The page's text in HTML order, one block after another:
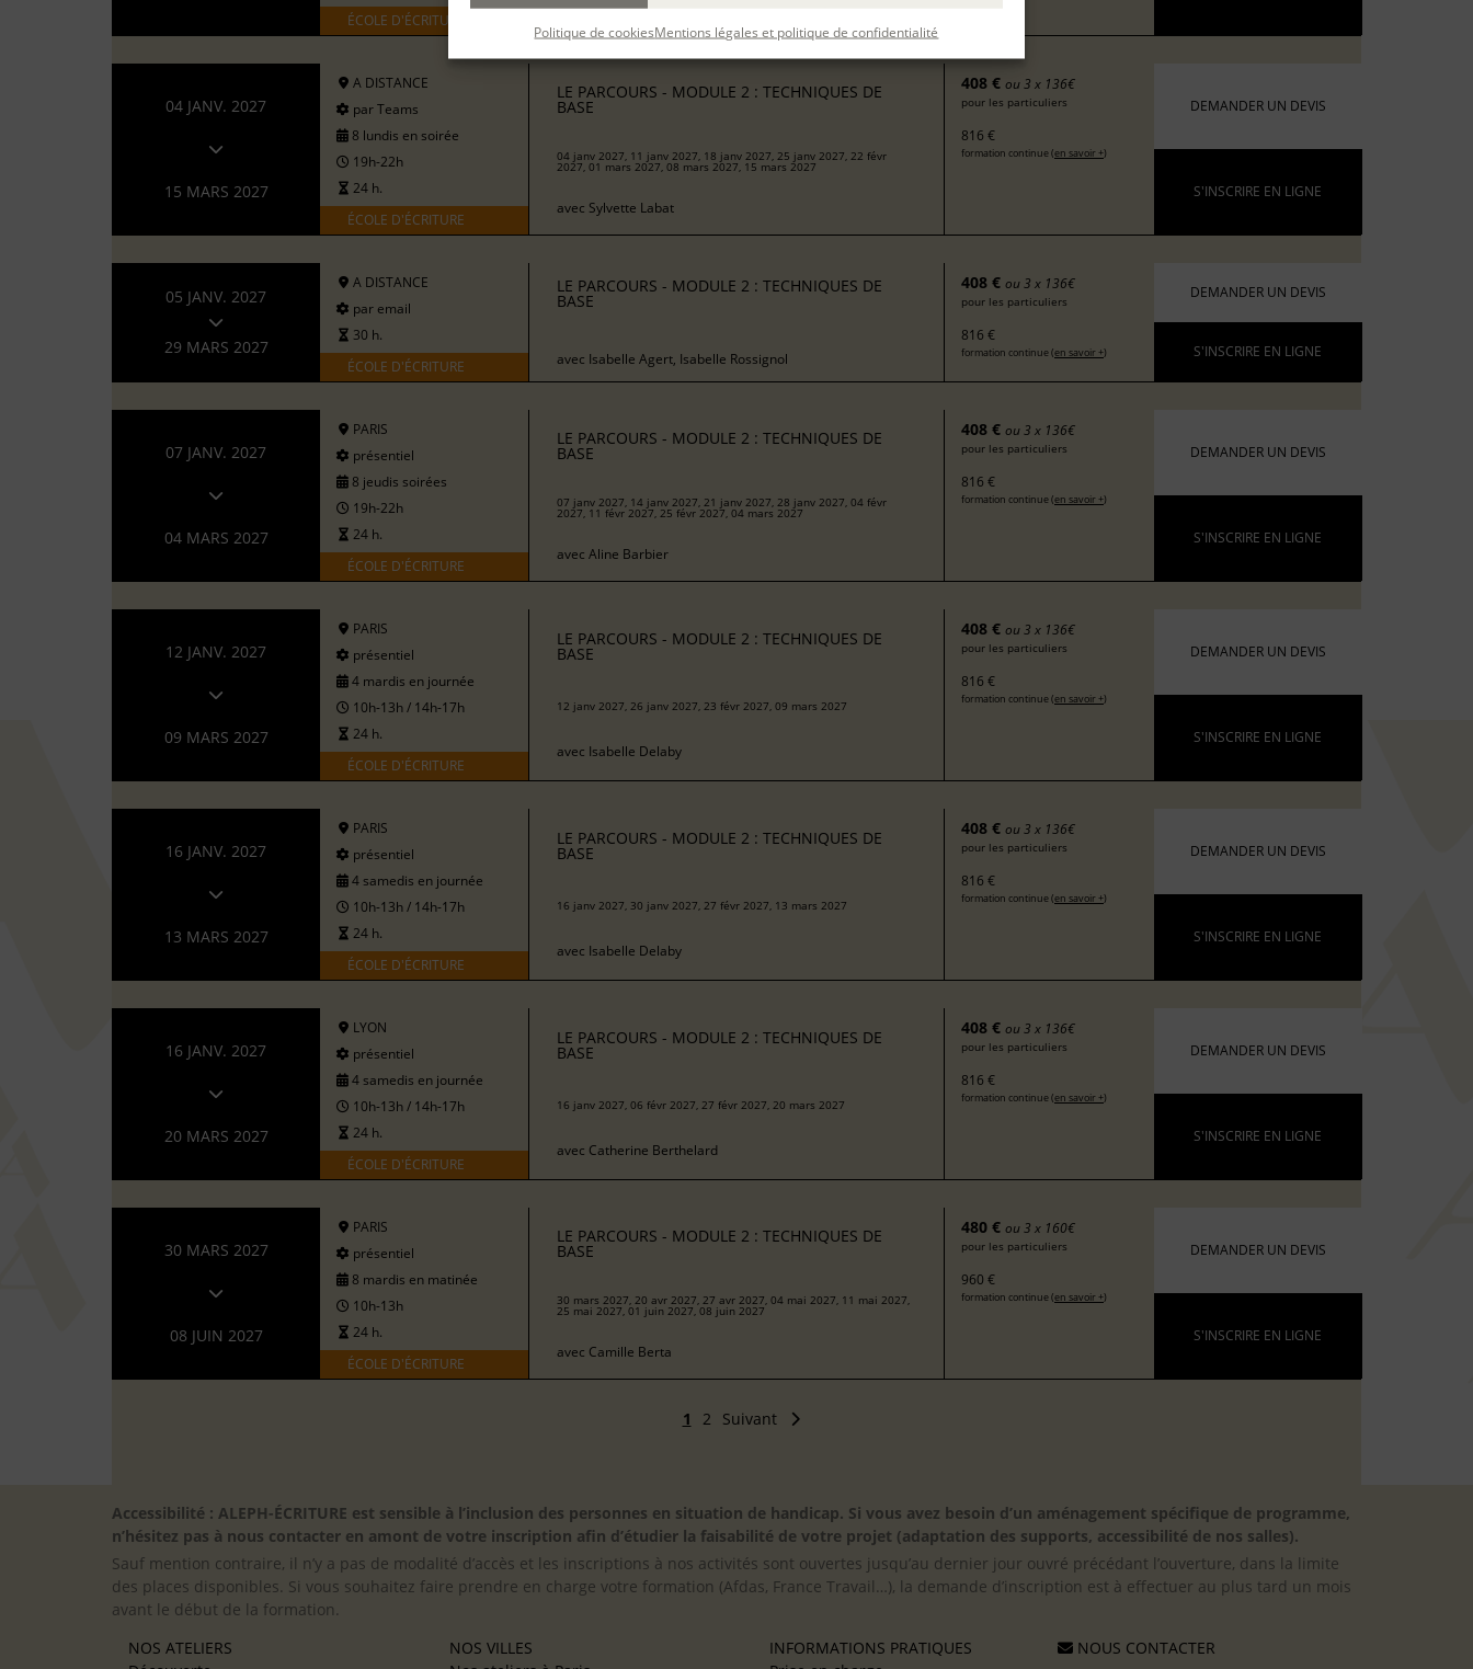
Politique de cookiesMentions légales et politique de confidentialité
ÉCOLE D'ÉCRITURE
04 JANV. 2027
15 MARS 2027
A DISTANCE
par Teams
8 lundis en soirée
19h-22h
24 h.
ÉCOLE D'ÉCRITURE
LE PARCOURS - MODULE 2 : TECHNIQUES DE
BASE
04 janv 2027, 11 janv 2027, 18 janv 2027, 25 janv 2027, 22 févr
2027, 01 mars 2027, 08 mars 2027, 15 mars 2027
avec Sylvette Labat
408 € ou 3 x 136€
pour les particuliers
816 €
formation continue (en savoir +)
DEMANDER UN DEVIS
S'INSCRIRE EN LIGNE
05 JANV. 2027
29 MARS 2027
A DISTANCE
par email
30 h.
ÉCOLE D'ÉCRITURE
LE PARCOURS - MODULE 2 : TECHNIQUES DE
BASE
avec Isabelle Agert, Isabelle Rossignol
408 € ou 3 x 136€
pour les particuliers
816 €
formation continue (en savoir +)
DEMANDER UN DEVIS
S'INSCRIRE EN LIGNE
07 JANV. 2027
04 MARS 2027
PARIS
présentiel
8 jeudis soirées
19h-22h
24 h.
ÉCOLE D'ÉCRITURE
LE PARCOURS - MODULE 2 : TECHNIQUES DE
BASE
07 janv 2027, 14 janv 2027, 21 janv 2027, 28 janv 2027, 04 févr
2027, 11 févr 2027, 25 févr 2027, 04 mars 2027
avec Aline Barbier
408 € ou 3 x 136€
pour les particuliers
816 €
formation continue (en savoir +)
DEMANDER UN DEVIS
S'INSCRIRE EN LIGNE
12 JANV. 2027
09 MARS 2027
PARIS
présentiel
4 mardis en journée
10h-13h / 14h-17h
24 h.
ÉCOLE D'ÉCRITURE
LE PARCOURS - MODULE 2 : TECHNIQUES DE
BASE
12 janv 2027, 26 janv 2027, 23 févr 2027, 09 mars 2027
avec Isabelle Delaby
408 € ou 3 x 136€
pour les particuliers
816 €
formation continue (en savoir +)
DEMANDER UN DEVIS
S'INSCRIRE EN LIGNE
16 JANV. 2027
13 MARS 2027
PARIS
présentiel
4 samedis en journée
10h-13h / 14h-17h
24 h.
ÉCOLE D'ÉCRITURE
LE PARCOURS - MODULE 2 : TECHNIQUES DE
BASE
16 janv 2027, 30 janv 2027, 27 févr 2027, 13 mars 2027
avec Isabelle Delaby
408 € ou 3 x 136€
pour les particuliers
816 €
formation continue (en savoir +)
DEMANDER UN DEVIS
S'INSCRIRE EN LIGNE
16 JANV. 2027
20 MARS 2027
LYON
présentiel
4 samedis en journée
10h-13h / 14h-17h
24 h.
ÉCOLE D'ÉCRITURE
LE PARCOURS - MODULE 2 : TECHNIQUES DE
BASE
16 janv 2027, 06 févr 2027, 27 févr 2027, 20 mars 2027
avec Catherine Berthelard
408 € ou 3 x 136€
pour les particuliers
816 €
formation continue (en savoir +)
DEMANDER UN DEVIS
S'INSCRIRE EN LIGNE
30 MARS 2027
08 JUIN 2027
PARIS
présentiel
8 mardis en matinée
10h-13h
24 h.
ÉCOLE D'ÉCRITURE
LE PARCOURS - MODULE 2 : TECHNIQUES DE
BASE
30 mars 2027, 20 avr 2027, 27 avr 2027, 04 mai 2027, 11 mai 2027,
25 mai 2027, 01 juin 2027, 08 juin 2027
avec Camille Berta
480 € ou 3 x 160€
pour les particuliers
960 €
formation continue (en savoir +)
DEMANDER UN DEVIS
S'INSCRIRE EN LIGNE
1 2 Suivant
Accessibilité : ALEPH-ÉCRITURE est sensible à l’inclusion des personnes en situation de handicap. Si vous avez besoin d’un aménagement spécifique de programme,
n’hésitez pas à nous contacter en amont de votre inscription afin d’étudier la faisabilité de votre projet (adaptation des supports, accessibilité de nos salles).
Sauf mention contraire, il n’y a pas de modalité d’accès et les inscriptions à nos activités sont ouvertes jusqu’au dernier jour ouvré précédant l’ouverture, dans la limite
des places disponibles. Si vous souhaitez faire prendre en charge votre formation (Afdas, France Travail…), la demande d’inscription est à effectuer au plus tard un mois
avant le début de la formation.
NOS ATELIERS
NOS VILLES
INFORMATIONS PRATIQUES
NOUS CONTACTER